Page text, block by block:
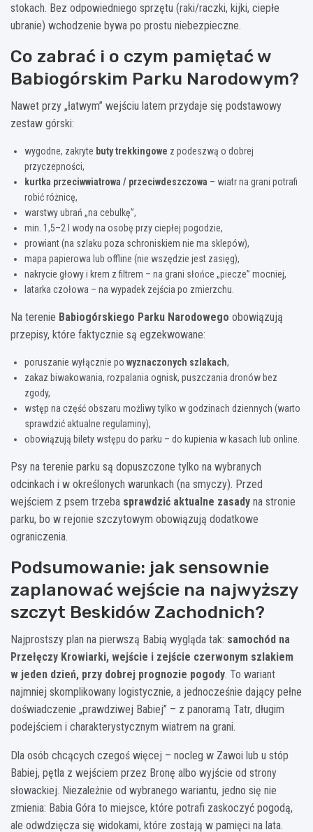
stokach. Bez odpowiedniego sprzętu (raki/raczki, kijki, ciepłe
ubranie) wchodzenie bywa po prostu niebezpieczne.
Co zabrać i o czym pamiętać w
Babiogórskim Parku Narodowym?
Nawet przy „łatwym” wejściu latem przydaje się podstawowy
zestaw górski:
wygodne, zakryte buty trekkingowe z podeszwą o dobrej
przyczepności,
kurtka przeciwwiatrowa / przeciwdeszczowa – wiatr na grani potrafi
robić różnicę,
warstwy ubrań „na cebulkę”,
min. 1,5–2 l wody na osobę przy ciepłej pogodzie,
prowiant (na szlaku poza schroniskiem nie ma sklepów),
mapa papierowa lub offline (nie wszędzie jest zasięg),
nakrycie głowy i krem z filtrem – na grani słońce „piecze” mocniej,
latarka czołowa – na wypadek zejścia po zmierzchu.
Na terenie Babiogórskiego Parku Narodowego obowiązują
przepisy, które faktycznie są egzekwowane:
poruszanie wyłącznie po wyznaczonych szlakach,
zakaz biwakowania, rozpalania ognisk, puszczania dronów bez
zgody,
wstęp na część obszaru możliwy tylko w godzinach dziennych (warto
sprawdzić aktualne regulaminy),
obowiązują bilety wstępu do parku – do kupienia w kasach lub online.
Psy na terenie parku są dopuszczone tylko na wybranych
odcinkach i w określonych warunkach (na smyczy). Przed
wejściem z psem trzeba sprawdzić aktualne zasady na stronie
parku, bo w rejonie szczytowym obowiązują dodatkowe
ograniczenia.
Podsumowanie: jak sensownie
zaplanować wejście na najwyższy
szczyt Beskidów Zachodnich?
Najprostszy plan na pierwszą Babią wygląda tak: samochód na
Przełęczy Krowiarki, wejście i zejście czerwonym szlakiem
w jeden dzień, przy dobrej prognozie pogody. To wariant
najmniej skomplikowany logistycznie, a jednocześnie dający pełne
doświadczenie „prawdziwej Babiej” – z panoramą Tatr, długim
podejściem i charakterystycznym wiatrem na grani.
Dla osób chcących czegoś więcej – nocleg w Zawoi lub u stóp
Babiej, pętla z wejściem przez Bronę albo wyjście od strony
słowackiej. Niezależnie od wybranego wariantu, jedno się nie
zmienia: Babia Góra to miejsce, które potrafi zaskoczyć pogodą,
ale odwdzięcza się widokami, które zostają w pamięci na lata.